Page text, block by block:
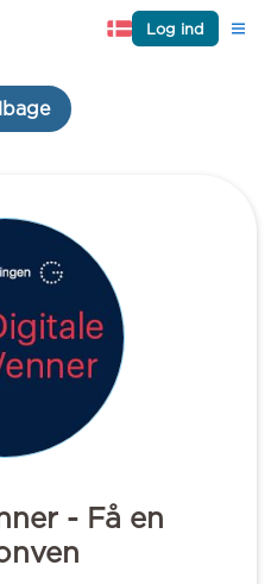
Log ind
- Få en